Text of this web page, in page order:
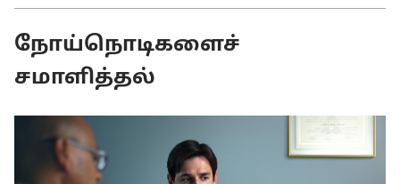
நோய்நொடிகளைச்
சமாளித்தல்